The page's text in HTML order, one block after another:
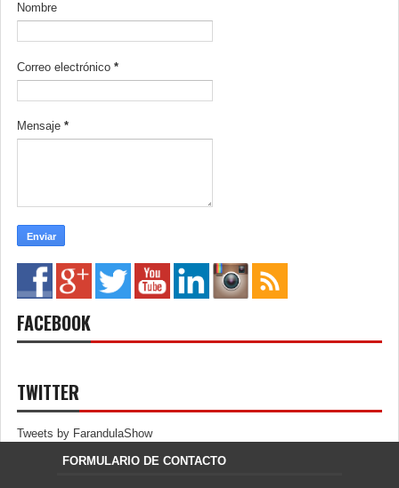
Nombre
Correo electrónico *
Mensaje *
FACEBOOK
TWITTER
Tweets by FarandulaShow
FORMULARIO DE CONTACTO